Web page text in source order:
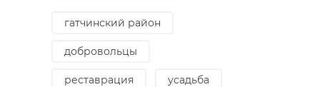
гатчинский район
добровольцы
реставрация усадьба